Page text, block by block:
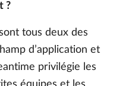
?
tous deux des
d’application et
privilégie les